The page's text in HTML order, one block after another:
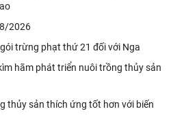
2026
trừng phạt thứ 21 đối với Nga
hãm phát triển nuôi trồng thủy sản
thủy sản thích ứng tốt hơn với biến